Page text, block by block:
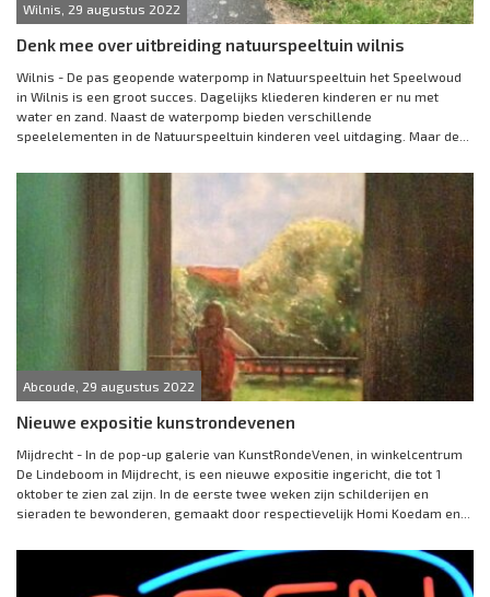
Wilnis, 29 augustus 2022
Denk mee over uitbreiding natuurspeeltuin wilnis
Wilnis - De pas geopende waterpomp in Natuurspeeltuin het Speelwoud
in Wilnis is een groot succes. Dagelijks kliederen kinderen er nu met
water en zand. Naast de waterpomp bieden verschillende
speelelementen in de Natuurspeeltuin kinderen veel uitdaging. Maar de...
Abcoude, 29 augustus 2022
Nieuwe expositie kunstrondevenen
Mijdrecht - In de pop-up galerie van KunstRondeVenen, in winkelcentrum
De Lindeboom in Mijdrecht, is een nieuwe expositie ingericht, die tot 1
oktober te zien zal zijn. In de eerste twee weken zijn schilderijen en
sieraden te bewonderen, gemaakt door respectievelijk Homi Koedam en...